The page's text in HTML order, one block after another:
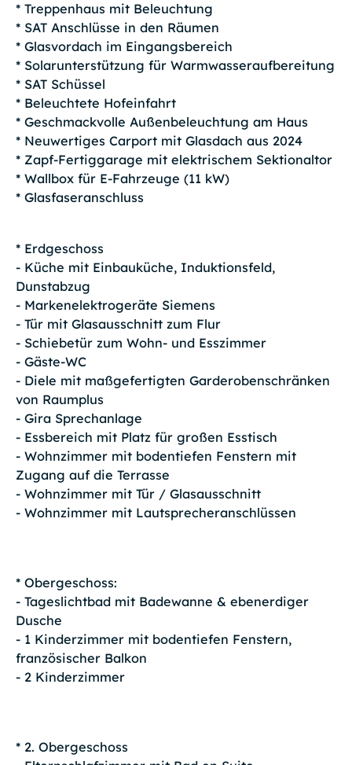
* Treppenhaus mit Beleuchtung
* SAT Anschlüsse in den Räumen
* Glasvordach im Eingangsbereich
* Solarunterstützung für Warmwasseraufbereitung
* SAT Schüssel
* Beleuchtete Hofeinfahrt
* Geschmackvolle Außenbeleuchtung am Haus
* Neuwertiges Carport mit Glasdach aus 2024
* Zapf-Fertiggarage mit elektrischem Sektionaltor
* Wallbox für E-Fahrzeuge (11 kW)
* Glasfaseranschluss
* Erdgeschoss
- Küche mit Einbauküche, Induktionsfeld,
Dunstabzug
- Markenelektrogeräte Siemens
- Tür mit Glasausschnitt zum Flur
- Schiebetür zum Wohn- und Esszimmer
- Gäste-WC
- Diele mit maßgefertigten Garderobenschränken
von Raumplus
- Gira Sprechanlage
- Essbereich mit Platz für großen Esstisch
- Wohnzimmer mit bodentiefen Fenstern mit
Zugang auf die Terrasse
- Wohnzimmer mit Tür / Glasausschnitt
- Wohnzimmer mit Lautsprecheranschlüssen
* Obergeschoss:
- Tageslichtbad mit Badewanne & ebenerdiger
Dusche
- 1 Kinderzimmer mit bodentiefen Fenstern,
französischer Balkon
- 2 Kinderzimmer
* 2. Obergeschoss